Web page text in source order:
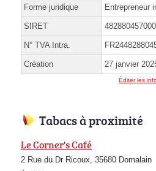
Forme juridique Entrepreneur
SIRET
N° TVA Intra.
Création 27 janvier
Éditer les
Tabacs à proximité
Le Corner's Café
2 Rue du Dr Ricoux, 35680 Domalain